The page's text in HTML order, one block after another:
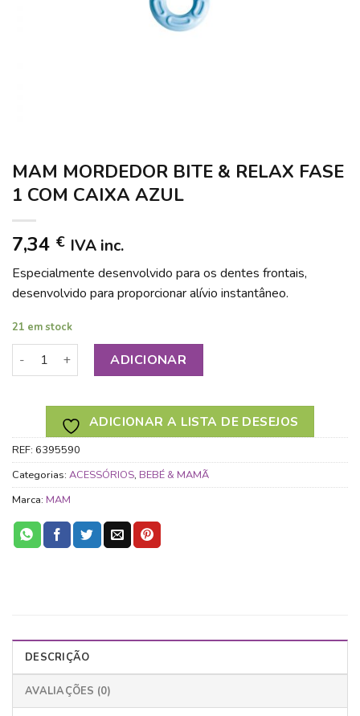
MAM MORDEDOR BITE & RELAX FASE
1 COM CAIXA AZUL
7,34 € IVA inc.
Especialmente desenvolvido para os dentes frontais,
desenvolvido para proporcionar alívio instantâneo.
21 em stock
Quantidade de MAM MORDEDOR BITE & RELAX FASE 1
ADICIONAR
ADICIONAR A LISTA DE DESEJOS
REF: 6395590
Categorias: ACESSÓRIOS, BEBÉ & MAMÃ
Marca: MAM
DESCRIÇÃO
AVALIAÇÕES (0)